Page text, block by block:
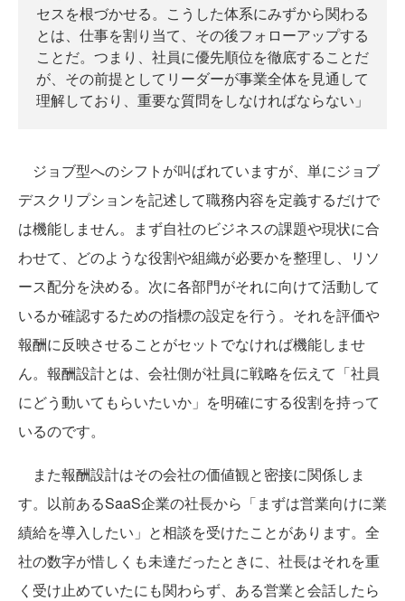
セスを根づかせる。こうした体系にみずから関わる
とは、仕事を割り当て、その後フォローアップする
ことだ。つまり、社員に優先順位を徹底することだ
が、その前提としてリーダーが事業全体を見通して
理解しており、重要な質問をしなければならない」
ジョブ型へのシフトが叫ばれていますが、単にジョブ
デスクリプションを記述して職務内容を定義するだけで
は機能しません。まず自社のビジネスの課題や現状に合
わせて、どのような役割や組織が必要かを整理し、リソ
ース配分を決める。次に各部門がそれに向けて活動して
いるか確認するための指標の設定を行う。それを評価や
報酬に反映させることがセットでなければ機能しませ
ん。報酬設計とは、会社側が社員に戦略を伝えて「社員
にどう動いてもらいたいか」を明確にする役割を持って
いるのです。
また報酬設計はその会社の価値観と密接に関係しま
す。以前あるSaaS企業の社長から「まずは営業向けに業
績給を導入したい」と相談を受けたことがあります。全
社の数字が惜しくも未達だったときに、社長はそれを重
く受け止めていたにも関わらず、ある営業と会話したら